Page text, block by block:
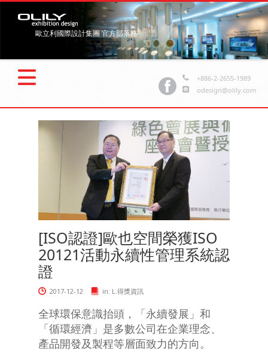
歐立利國際設計集團 官方部落格
+886-2-2655-1989
odesign@olily.com
[ISO認證]歐也空間榮獲ISO
20121活動永續性管理系統認
證
2017-12-12 in: L.得獎資訊
全球環保意識抬頭，「永續發展」和
「循環經濟」是多數公司在企業理念、
產品開發及製程等層面致力的方向。